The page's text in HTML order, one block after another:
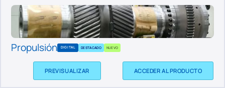
Propulsión DIGITAL DESTACADO NUEVO
PREVISUALIZAR ACCEDER AL PRODUCTO